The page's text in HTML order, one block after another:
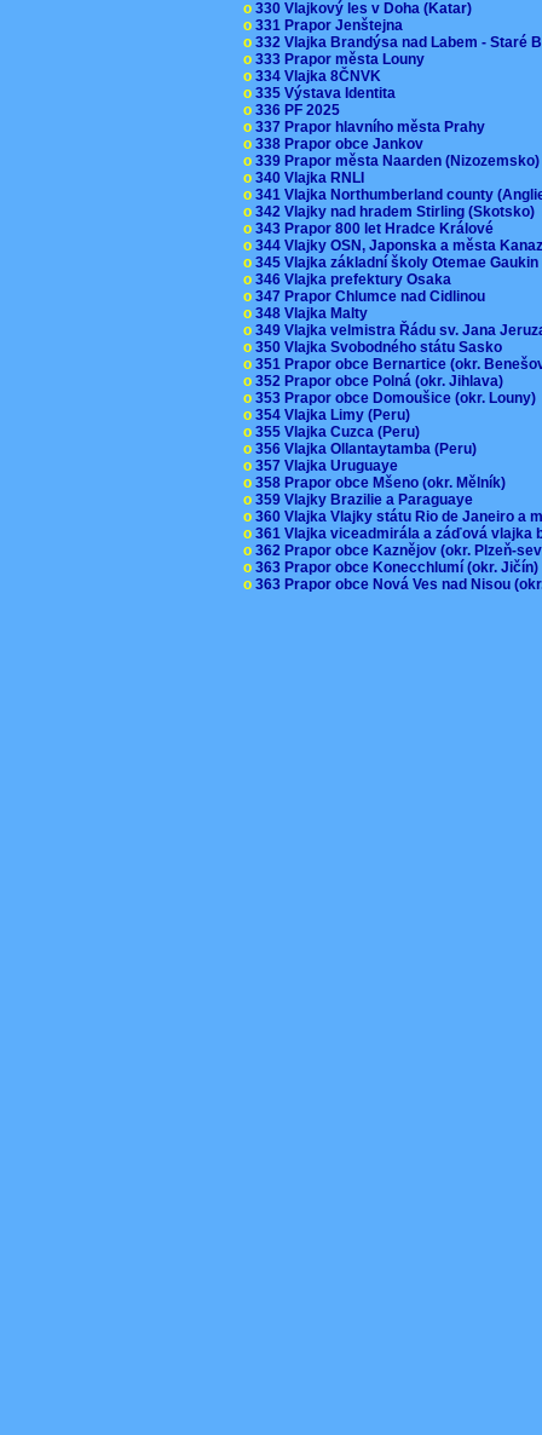
o 330 Vlajkový les v Doha (Katar)
o 331 Prapor Jenštejna
o 332 Vlajka Brandýsa nad Labem - Staré
o 333 Prapor města Louny
o 334 Vlajka 8ČNVK
o 335 Výstava Identita
o 336 PF 2025
o 337 Prapor hlavního města Prahy
o 338 Prapor obce Jankov
o 339 Prapor města Naarden
o 340 Vlajka RNLI
o 341 Vlajka Northumberland county
o 342 Vlajky nad hradem Stirling (Skotsko)
o 343 Prapor 800 let Hradce Králové
o 344 Vlajky OSN, Japonska a města
o 345 Vlajka základní školy Otemae
o 346 Vlajka prefektury Osaka
o 347 Prapor Chlumce nad Cidlinou
o 348 Vlajka Malty
o 349 Vlajka velmistra Řádu sv. Jana
o 350 Vlajka Svobodného státu Sasko
o 351 Prapor obce Bernartice (okr.
o 352 Prapor obce Polná (okr. Jihlava)
o 353 Prapor obce Domoušice (okr. Louny)
o 354 Vlajka Limy (Peru)
o 355 Vlajka Cuzca (Peru)
o 356 Vlajka Ollantaytamba (Peru)
o 357 Vlajka Uruguaye
o 358 Prapor obce Mšeno (okr. Mělník)
o 359 Vlajky Brazilie a Paraguaye
o 360 Vlajka Vlajky státu Rio de Janeiro a
o 361 Vlajka viceadmirála a záďová
o 362 Prapor obce Kaznějov (okr. Plzeň-
o 363 Prapor obce Konecchlumí (okr.
o 363 Prapor obce Nová Ves nad Nisou